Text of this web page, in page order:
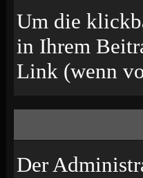
Um die
in Ihrem
Link (wenn
Der